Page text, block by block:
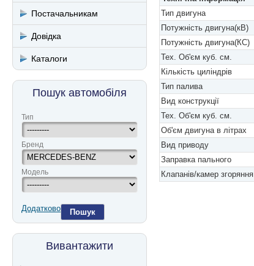
Постачальникам
Довідка
Каталоги
Пошук автомобіля
Тип
Бренд
Модель
Додатково Пошук
Вивантажити
Тип двигуна
Потужність двигуна(кВ)
Потужність двигуна(КС)
Тех. Об'єм куб. см.
Кількість циліндрів
Тип палива
Вид конструкції
Тех. Об'єм куб. см.
Об'єм двигуна в літрах
Вид приводу
Заправка пального
Клапанів/камер згоряння